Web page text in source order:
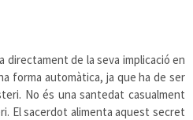
de la seva implicació en
forma automàtica, ja que ha de ser
No és una santedat casualment
El sacerdot alimenta aquest secret